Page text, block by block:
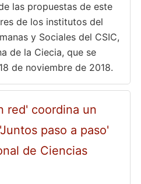
las propuestas de este
de los institutos del
y Sociales del CSIC,
de la Ciecia, que se
de noviembre de 2018.
red' coordina un
paso a paso'
de Ciencias